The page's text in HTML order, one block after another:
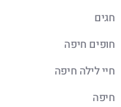
חגים
חופים חיפה
חיי לילה חיפה
חיפה